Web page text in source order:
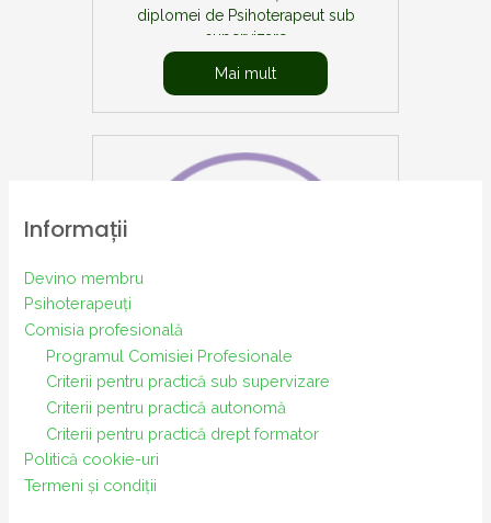
diplomei de Psihoterapeut sub
supervizare
Mai mult
Procedură. Obținerea
autonom
Informații
Devino membru
Psihoterapeuți
Comisia profesională
Programul Comisiei Profesionale
Criterii pentru practică sub supervizare
Criterii pentru practică autonomă
Criterii pentru practică drept formator
Politică cookie-uri
Termeni și condiții